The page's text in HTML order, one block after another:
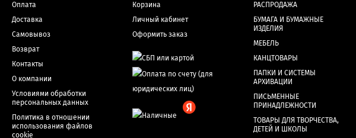
Оплата
Доставка
Самовывоз
Возврат
Контакты
О компании
Условиями обработки
персональных данных
Политика в отношении
использования файлов
cookie
Корзина
Личный кабинет
Оформить заказ
РАСПРОДАЖА
БУМАГА И БУМАЖНЫЕ
ИЗДЕЛИЯ
МЕБЕЛЬ
КАНЦТОВАРЫ
ПАПКИ И СИСТЕМЫ
АРХИВАЦИИ
ПИСЬМЕННЫЕ
ПРИНАДЛЕЖНОСТИ
ТОВАРЫ ДЛЯ ТВОРЧЕСТВА,
ДЕТЕЙ И ШКОЛЫ